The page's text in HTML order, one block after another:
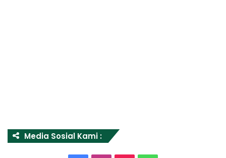
Media Sosial Kami :